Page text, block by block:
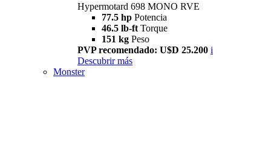
Hypermotard 698 MONO RVE
77.5 hp Potencia
46.5 lb-ft Torque
151 kg Peso
PVP recomendado: U$D 25.200 i
Descubrir más
Monster